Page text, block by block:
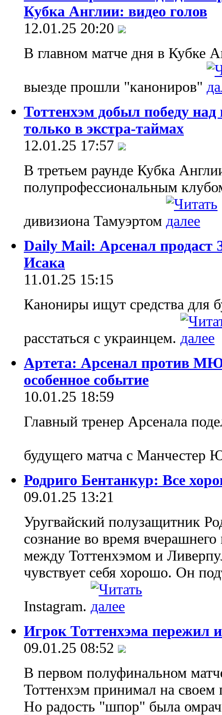
Кубка Англии: видео голов
12.01.25 20:20
В главном матче дня в Кубке
выезде прошли "канониров"
Тоттенхэм добыл победу
только в экстра-таймах
12.01.25 17:57
В третьем раунде Кубка
полупрофессиональным
дивизиона Тамуэртом
Daily Mail: Арсенал продаст
Исака
11.01.25 15:15
Канониры ищут средства для
расстаться с украинцем.
Артета: Арсенал против
особенное событие
10.01.25 18:59
Главный тренер Арсенала
будущего матча с Манчестер
Родриго Бентанкур: Все
09.01.25 13:21
Уругвайский полузащитник
сознание во время
между Тоттенхэмом и
чувствует себя хорошо. Он
Instagram.
Игрок Тоттенхэма пережил
09.01.25 08:52
В первом полуфинальном
Тоттенхэм принимал на
Но радость "шпор" была